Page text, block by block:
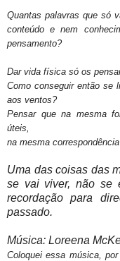
Quantas palavras que só
conteúdo e nem
pensamento?
Dar vida física só os
Como conseguir então se
aos ventos?
Pensar que na mesma
úteis,
na mesma
Uma das coisas das
se vai viver, não se
recordação para
passado.
Música: Loreena
Coloquei essa música,